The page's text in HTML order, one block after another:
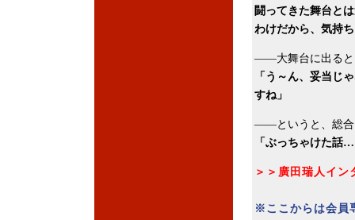
闘ってきた舞台と
わけだから、気持
――大舞台に出ると
「う～ん、妥当じ
すね」
――というと、総合
「ぶっちゃけた話…
＞＞廣田瑞人イン
※ここからは会員